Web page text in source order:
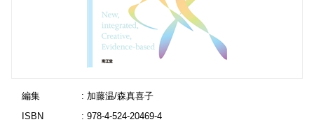
編集
: 加藤温/森真喜子
ISBN
: 978-4-524-20469-4